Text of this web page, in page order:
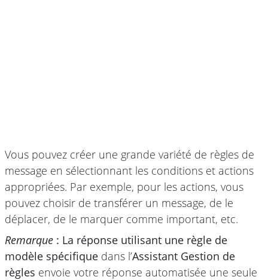
Vous pouvez créer une grande variété de règles de
message en sélectionnant les conditions et actions
appropriées. Par exemple, pour les actions, vous
pouvez choisir de transférer un message, de le
déplacer, de le marquer comme important, etc.
Remarque : La réponse utilisant une règle de
modèle spécifique dans l’Assistant Gestion de
règles envoie votre réponse automatisée une seule